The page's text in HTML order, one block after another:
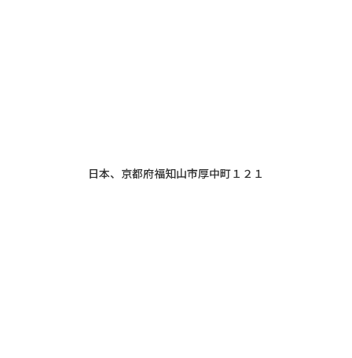
日本、京都府福知山市厚中町１２１